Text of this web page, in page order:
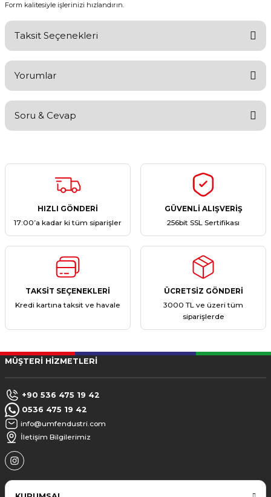
Form kalitesiyle işlerinizi hızlandırın.
Taksit Seçenekleri
Yorumlar
Yorum Yaz
Soru & Cevap
Ürün hakkında henüz soru sorulmamış.
HIZLI GÖNDERİ
17:00’a kadar ki tüm siparişler
GÜVENLİ ALIŞVERİŞ
256bit SSL Sertifikası
TAKSİT SEÇENEKLERİ
Kredi kartına taksit ve havale
ÜCRETSİZ GÖNDERİ
3000 TL ve üzeri tüm
siparişlerde
MÜŞTERİ HİZMETLERİ
+90 536 475 19 42
0536 475 19 42
info@umfendustri.com
İletişim Bilgilerimiz